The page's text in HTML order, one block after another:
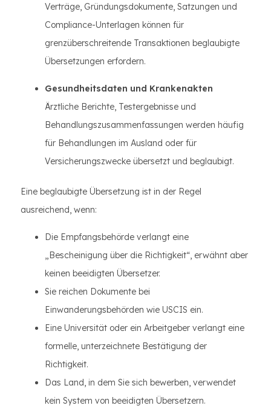
Verträge, Gründungsdokumente, Satzungen und
Compliance-Unterlagen können für
grenzüberschreitende Transaktionen beglaubigte
Übersetzungen erfordern.
Gesundheitsdaten und Krankenakten
Ärztliche Berichte, Testergebnisse und
Behandlungszusammenfassungen werden häufig
für Behandlungen im Ausland oder für
Versicherungszwecke übersetzt und beglaubigt.
Eine beglaubigte Übersetzung ist in der Regel
ausreichend, wenn:
Die Empfangsbehörde verlangt eine
„Bescheinigung über die Richtigkeit“, erwähnt aber
keinen beeidigten Übersetzer.
Sie reichen Dokumente bei
Einwanderungsbehörden wie USCIS ein.
Eine Universität oder ein Arbeitgeber verlangt eine
formelle, unterzeichnete Bestätigung der
Richtigkeit.
Das Land, in dem Sie sich bewerben, verwendet
kein System von beeidigten Übersetzern.